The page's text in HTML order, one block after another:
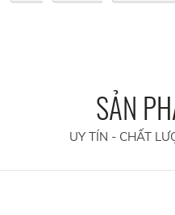
SẢN
UY TÍN - CHẤT